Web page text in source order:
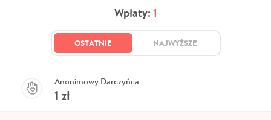
Wpłaty: 1
OSTATNIE NAJWYŻSZE
Anonimowy Darczyńca
1 zł